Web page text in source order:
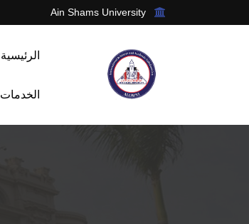
Ain Shams University
الرئيسية
الخدمات